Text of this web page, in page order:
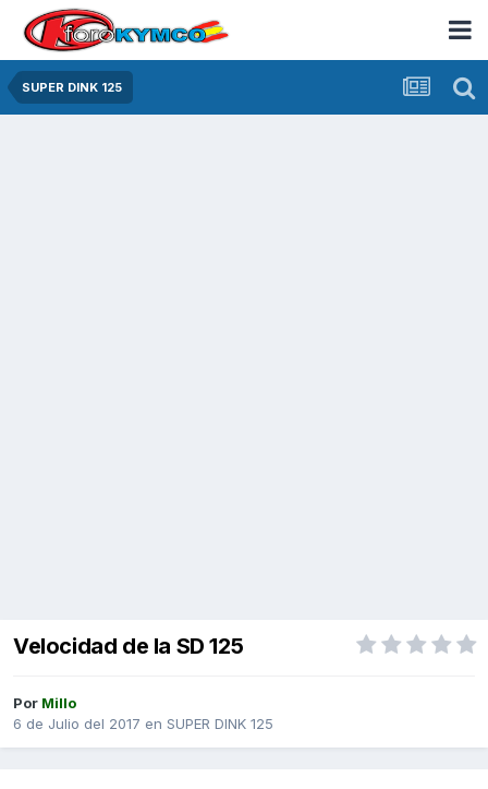
SUPER DINK 125
Velocidad de la SD 125
Por Millo
6 de Julio del 2017 en SUPER DINK 125